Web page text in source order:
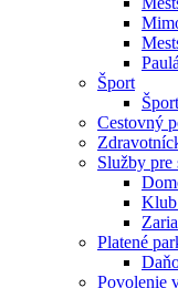
Šport
Cestovný
Služby pre
Klub
Platené
Povolenie